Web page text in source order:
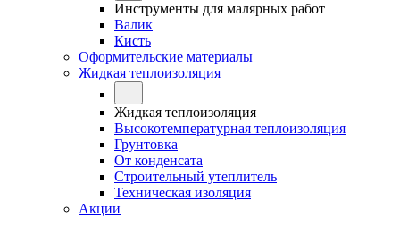
Инструменты для малярных работ
Валик
Кисть
Оформительские материалы
Жидкая теплоизоляция
Жидкая теплоизоляция
Высокотемпературная теплоизоляция
Грунтовка
От конденсата
Строительный утеплитель
Техническая изоляция
Акции